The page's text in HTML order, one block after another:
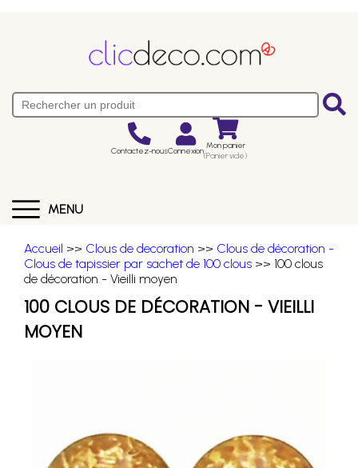
Contactez-nousConnexion Mon panier
(Panier vide)
MENU
Accueil >> Clous de decoration >> Clous de décoration -
Clous de tapissier par sachet de 100 clous >> 100 clous
de décoration - Vieilli moyen
100 CLOUS DE DÉCORATION - VIEILLI
MOYEN